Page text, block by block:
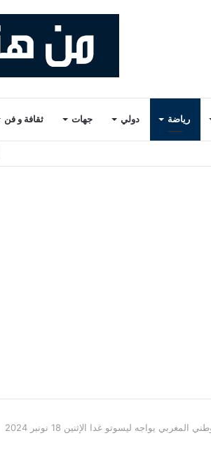
رياضة دولي جهات ثقافة و فن
لتقصي الحقائق حول أحداث سبتة ومليلية